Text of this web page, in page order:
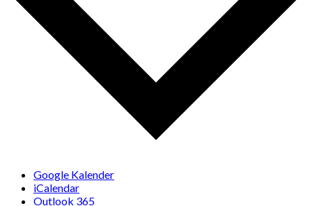
Google Kalender
iCalendar
Outlook 365